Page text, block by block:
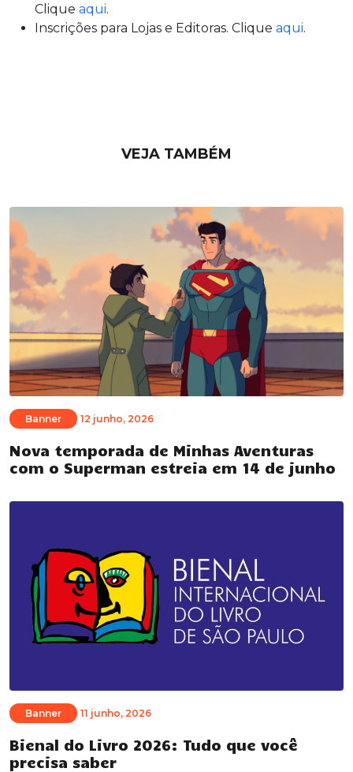
Clique aqui.
Inscrições para Lojas e Editoras. Clique aqui.
VEJA TAMBÉM
Banner 12 junho, 2026
Nova temporada de Minhas Aventuras
com o Superman estreia em 14 de junho
Banner 11 junho, 2026
Bienal do Livro 2026: Tudo que você
precisa saber